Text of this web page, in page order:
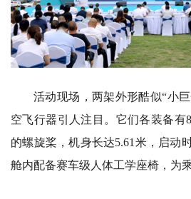
活动现场，两架外形酷似“小
空飞行器引人注目。它们各装备有
的螺旋桨，机身长达5.61米，启动
舱内配备赛车级人体工学座椅，为